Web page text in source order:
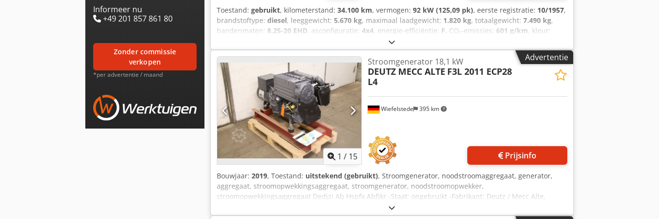
Informeer nu
+49 201 857 861 80
zonder commissie
verkopen
*per advertentie / maand
Toestand: gebruikt, kilometerstand: 34.100 km, vermogen: 92 kW (125,09 pk), eerste registratie: 10/1957,
brandstoftype: diesel, leeggewicht: 5.670 kg, maximaal laadgewicht: 1.820 kg, totaalgewicht: 7.490 kg,
bandenmaten: 8.25-20 EHD, asconfiguratie: 4x4, energie-efficiëntie: F, CO₂-emissies: 601 g/km, kleur:
, soort overbrenging:
2.350 mm, totale breedte:2.800 mm, voorbandmaat:8.25-20 EHD, achterbandmaat:8.25-20 EHD,
Uitrusting:
vierwielaandrijving
, Locatie voertuig: Bovenden, Klöckner H-Deutz TLF 16/53, TLF 16/25 A3500/6
Dkjdpfx Abevhlhdjfsr Bouwjaar: 1957 Verkoop aan handelaren of voor export geschiedt exclusief 19% btw.
ACCESSOIRE-INFORMATIE ZONDER GARANTIE, wijzigingen, tussentijdse verkoop en vergissingen
voorbehouden!
Advertentie
1 / 15
Wiefelstede 395 km
Stroomgenerator 18,1 kW
DEUTZ MECC ALTE F3L 2011 ECP28
L4
Prijsinfo
Bouwjaar: 2019, Toestand: uitstekend (gebruikt), Stroomgenerator, noodstroomaggregaat, generator,
aggregaat, stroomopwekkingsaggregaat, stroomgenerator, noodstroomopwekker,
stroomopwekkingsaggregaat Dedjzi Ab Hspfx Abfjkr -Staat: ongebruikt -Fabrikant: Deutz / Mecc Alte,
stroomopwekkingsaggregaat met onderstel -Motor: Deutz type F3L 2011, compacte, olie-/luchtgekoelde 3-
cilinder dieselmotor -Generator: Mecc Alte type ECP28 L4 -Technische gegevens: zie foto's van de